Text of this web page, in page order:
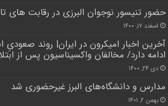
حضور تنیسور نوجوان البرزی در رقابت های
اسفند ۱۷, ۱۴۰۰
آخرین اخبار امیکرون در ایران| روند صعودیِ
ادامه دارد/ مخالفان واکسیناسیون پس از
دی ۲۴, ۱۴۰۰
مدارس و دانشگاه‌های البرز غیرحضوری شد
بهمن ۲, ۱۴۰۱